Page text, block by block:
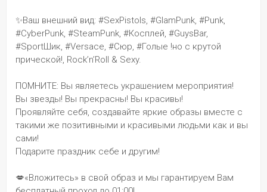
✨Ваш внешний вид: #SexPistols, #GlamPunk, #Punk,
#CyberPunk, #SteamPunk, #Косплей, #GuysBar,
#SportШик, #Versace, #Сюр, #Голые !но с крутой
прической!, Rock’n’Roll & Sexy.
ПОМНИТЕ: Вы являетесь украшением мероприятия!
Вы звезды! Вы прекрасны! Вы красивы!
Проявляйте себя, создавайте яркие образы вместе с
такими же позитивными и красивыми людьми как и вы
сами!
Подарите праздник себе и другим!
💋«Вложитесь» в свой образ и мы гарантируем Вам